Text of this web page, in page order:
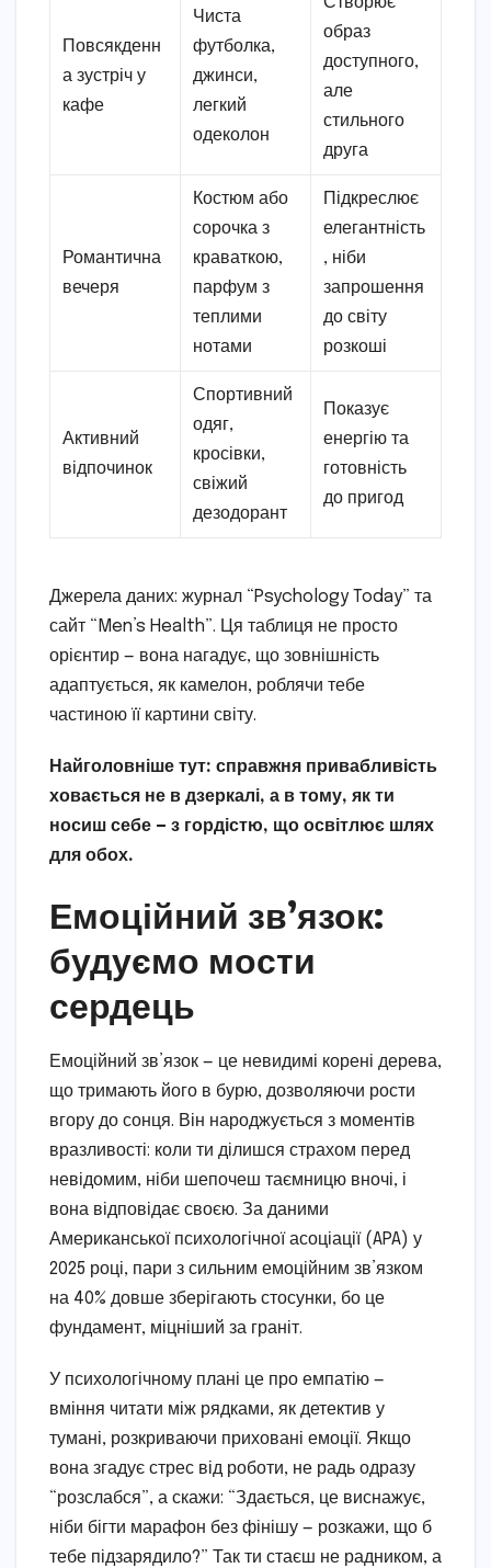
Повсякденн
а зустріч у
кафе
Чиста
футболка,
джинси,
легкий
одеколон
образ
доступного,
але
стильного
друга
Романтична
вечеря
Костюм або
сорочка з
краваткою,
парфум з
теплими
нотами
Підкреслює
елегантність
, ніби
запрошення
до світу
розкоші
Активний
відпочинок
Спортивний
одяг,
кросівки,
свіжий
дезодорант
Показує
енергію та
готовність
до пригод
Джерела даних: журнал “Psychology Today” та
сайт “Men’s Health”. Ця таблиця не просто
орієнтир — вона нагадує, що зовнішність
адаптується, як камелон, роблячи тебе
частиною її картини світу.
Найголовніше тут: справжня привабливість
ховається не в дзеркалі, а в тому, як ти
носиш себе — з гордістю, що освітлює шлях
для обох.
Емоційний зв’язок:
будуємо мости
сердець
Емоційний зв’язок — це невидимі корені дерева,
що тримають його в бурю, дозволяючи рости
вгору до сонця. Він народжується з моментів
вразливості: коли ти ділишся страхом перед
невідомим, ніби шепочеш таємницю вночі, і
вона відповідає своєю. За даними
Американської психологічної асоціації (APA) у
2025 році, пари з сильним емоційним зв’язком
на 40% довше зберігають стосунки, бо це
фундамент, міцніший за граніт.
У психологічному плані це про емпатію —
вміння читати між рядками, як детектив у
тумані, розкриваючи приховані емоції. Якщо
вона згадує стрес від роботи, не радь одразу
“розслабся”, а скажи: “Здається, це виснажує,
ніби бігти марафон без фінішу — розкажи, що б
тебе підзарядило?” Так ти стаєш не радником, а